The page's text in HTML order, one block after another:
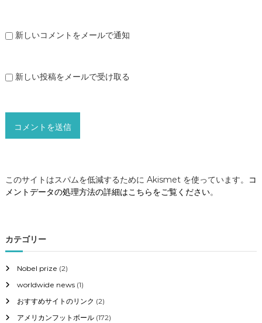
新しいコメントをメールで通知
新しい投稿をメールで受け取る
このサイトはスパムを低減するために Akismet を使っています。
コ
メントデータの処理方法の詳細はこちらをご覧ください。
カテゴリー
Nobel prize (2)
worldwide news(1)
おすすめサイトのリンク (2)
アメリカンフットボール(172)